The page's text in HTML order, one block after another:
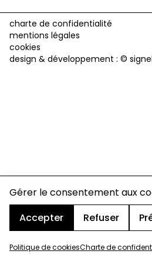
Gérer le consentement aux
Accepter
Refuser
Politique de cookiesCharte de
charte de confidentialité
mentions légales
cookies
design & développement : ©